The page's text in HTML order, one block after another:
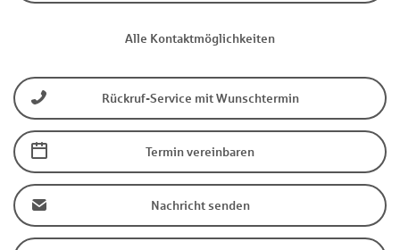
Alle Kontaktmöglichkeiten
Rückruf-Service mit Wunschtermin
Termin vereinbaren
Nachricht senden